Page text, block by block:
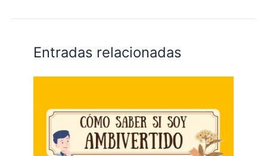
Entradas relacionadas